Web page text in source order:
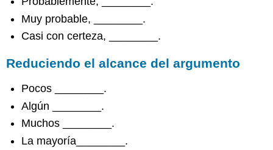
Muy probable, ________.
Casi con certeza, ________.
Reduciendo el alcance del argumento
Pocos ________.
Algún ________.
Muchos ________.
La mayoría________.